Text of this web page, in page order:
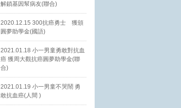
解鎖基因幫病友(聯合)
2020.12.15 300抗癌勇士 獲頒
圓夢助學金(國語)
2021.01.18 小一男童勇敢對抗血
癌 獲周大觀抗癌圓夢助學金(聯
合)
2021.01.19 小一男童不哭鬧 勇
敢抗血癌(人間 )